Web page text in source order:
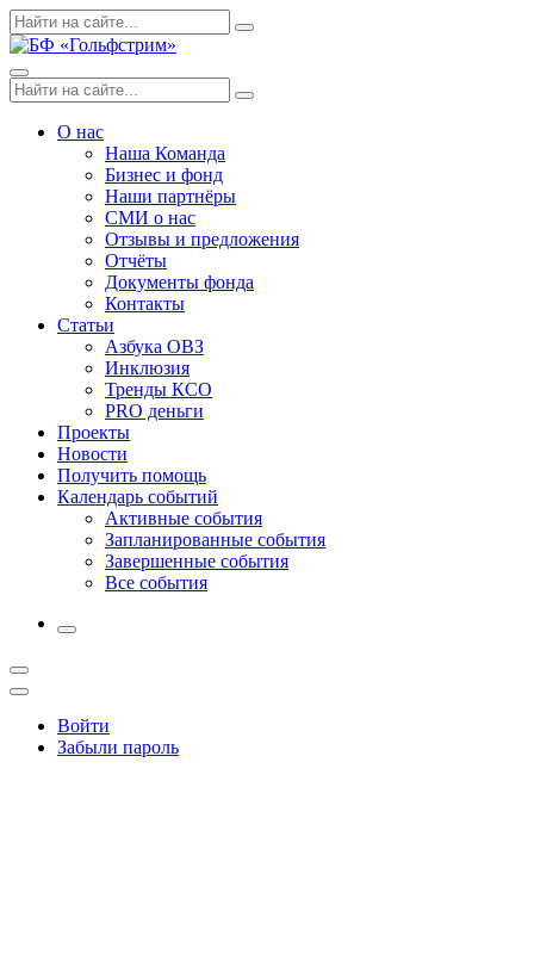
Skip
to
Поиск
по:
Search
Menu
Поиск
по:
Search
О нас
Наша Команда
Бизнес и фонд
Наши партнёры
СМИ о нас
Отзывы и предложения
Отчёты
Документы фонда
Контакты
Статьи
Азбука ОВЗ
Инклюзия
Тренды КСО
PRO деньги
Проекты
Новости
Получить помощь
Календарь событий
Активные события
Запланированные события
Завершенные события
Все события
More
Открыть
поиск
Профиль
Войти
Забыли пароль